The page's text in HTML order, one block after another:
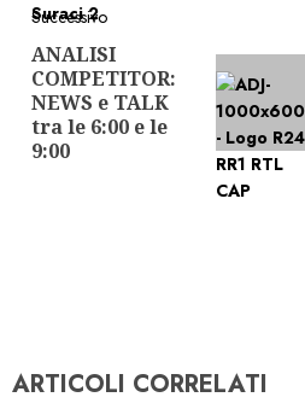
Successivo
Articolo
successivo:
ANALISI
COMPETITOR:
NEWS e TALK
tra le 6:00 e le
9:00
ARTICOLI CORRELATI